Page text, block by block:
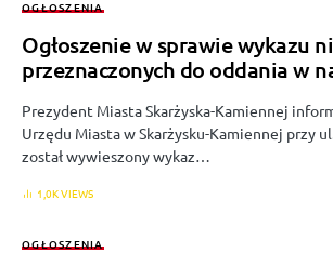
OGŁOSZENIA
Ogłoszenie w sprawie wykazu
przeznaczonych do oddania w
Prezydent Miasta Skarżyska-Kamiennej
Urzędu Miasta w Skarżysku-Kamiennej przy
został wywieszony wykaz…
1,0K VIEWS
OGŁOSZENIA